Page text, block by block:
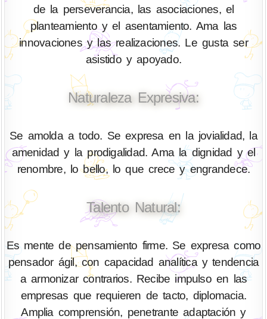
de la perseverancia, las asociaciones, el
planteamiento y el asentamiento. Ama las
innovaciones y las realizaciones. Le gusta ser
asistido y apoyado.
Naturaleza Expresiva:
Se amolda a todo. Se expresa en la jovialidad, la
amenidad y la prodigalidad. Ama la dignidad y el
renombre, lo bello, lo que crece y engrandece.
Talento Natural:
Es mente de pensamiento firme. Se expresa como
pensador ágil, con capacidad analítica y tendencia
a armonizar contrarios. Recibe impulso en las
empresas que requieren de tacto, diplomacia.
Amplia comprensión, penetrante adaptación y